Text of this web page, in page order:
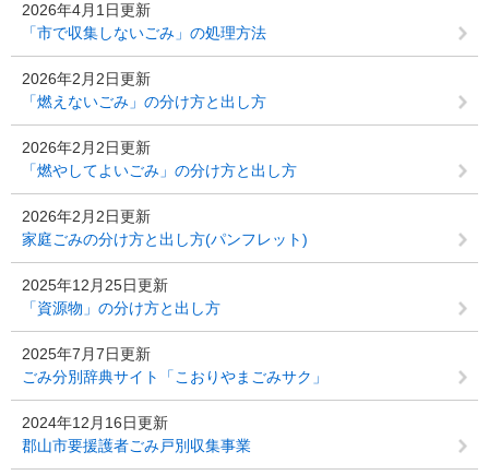
2026年4月1日更新
「市で収集しないごみ」の処理方法
2026年2月2日更新
「燃えないごみ」の分け方と出し方
2026年2月2日更新
「燃やしてよいごみ」の分け方と出し方
2026年2月2日更新
家庭ごみの分け方と出し方(パンフレット)
2025年12月25日更新
「資源物」の分け方と出し方
2025年7月7日更新
ごみ分別辞典サイト「こおりやまごみサク」
2024年12月16日更新
郡山市要援護者ごみ戸別収集事業